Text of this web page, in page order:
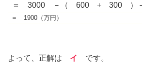
＝ 3000 －（ 600 + 300 ）
＝ 1900（万円）
よって、正解は イ です。